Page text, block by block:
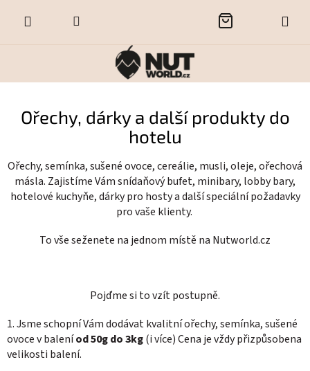
NÁKUPNÍ
Ořechy, dárky a další produkty do
hotelu
Ořechy, semínka, sušené ovoce, cereálie, musli, oleje, ořechová
másla. Zajistíme Vám snídaňový bufet, minibary, lobby bary,
hotelové kuchyňe, dárky pro hosty a další speciální požadavky
pro vaše klienty.
To vše seženete na jednom místě na Nutworld.cz
Pojďme si to vzít postupně.
1. Jsme schopní Vám dodávat kvalitní ořechy, semínka, sušené
ovoce v baleníod 50g do 3kg(i více) Cena je vždy přizpůsobena
velikosti balení.